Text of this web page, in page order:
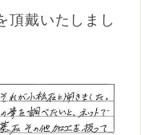
頂戴いたしまし